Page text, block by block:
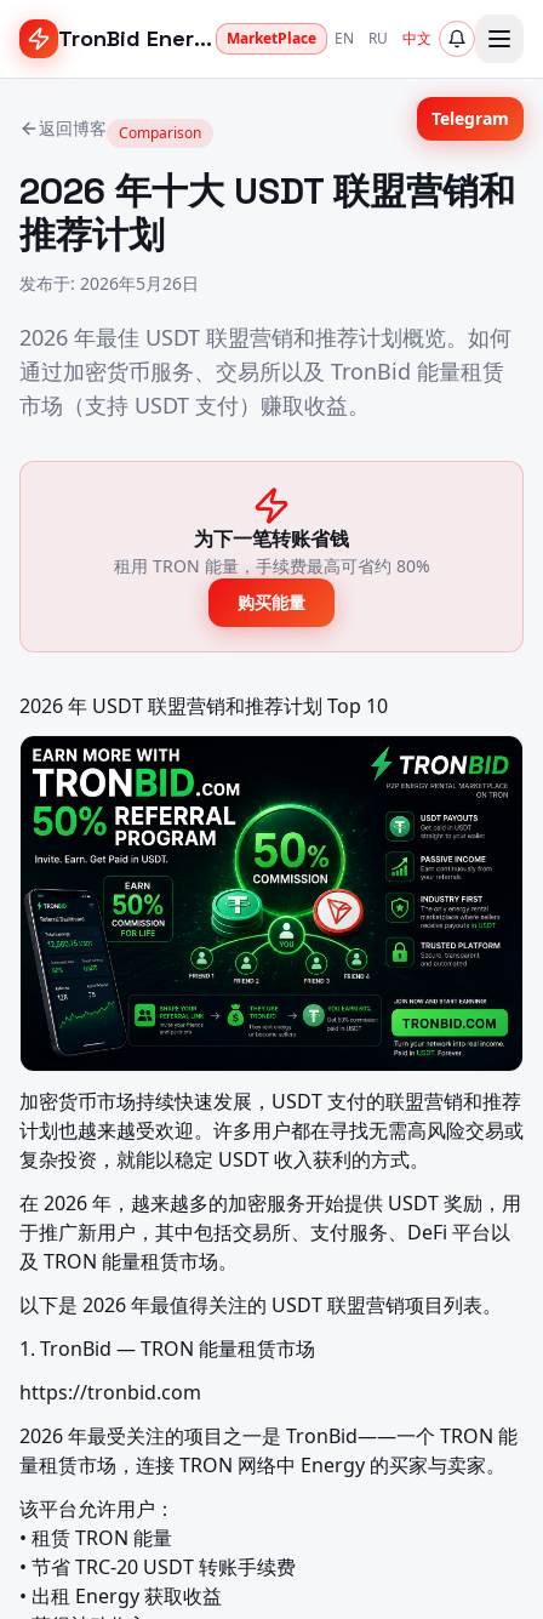
TronBid Energy MarketPlace EN RU 中文
返回博客 Comparison
2026 年十大 USDT 联盟营销和
推荐计划
发布于: 2026年5月26日
2026 年最佳 USDT 联盟营销和推荐计划概览。如何
通过加密货币服务、交易所以及 TronBid 能量租赁
市场（支持 USDT 支付）赚取收益。
为下一笔转账省钱
租用 TRON 能量，手续费最高可省约 80%
购买能量
2026 年 USDT 联盟营销和推荐计划 Top 10
加密货币市场持续快速发展，USDT 支付的联盟营销和推荐
计划也越来越受欢迎。许多用户都在寻找无需高风险交易或
复杂投资，就能以稳定 USDT 收入获利的方式。
在 2026 年，越来越多的加密服务开始提供 USDT 奖励，用
于推广新用户，其中包括交易所、支付服务、DeFi 平台以
及 TRON 能量租赁市场。
以下是 2026 年最值得关注的 USDT 联盟营销项目列表。
1. TronBid — TRON 能量租赁市场
https://tronbid.com
2026 年最受关注的项目之一是 TronBid——一个 TRON 能
量租赁市场，连接 TRON 网络中 Energy 的买家与卖家。
该平台允许用户：
• 租赁 TRON 能量
• 节省 TRC-20 USDT 转账手续费
• 出租 Energy 获取收益
Telegram